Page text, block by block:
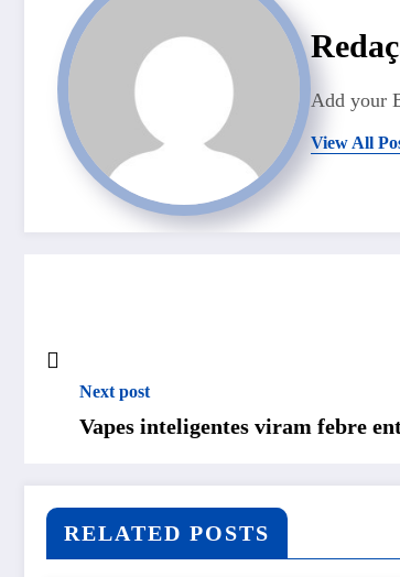
Add your
View All
Next post
Vapes inteligentes viram febre
RELATED POSTS